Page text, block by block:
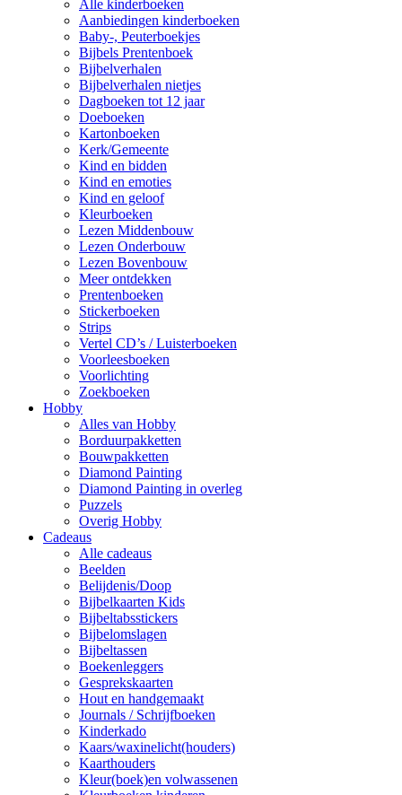
Alle kinderboeken
Aanbiedingen kinderboeken
Baby-, Peuterboekjes
Bijbels Prentenboek
Bijbelverhalen
Bijbelverhalen nietjes
Dagboeken tot 12 jaar
Doeboeken
Kartonboeken
Kerk/Gemeente
Kind en bidden
Kind en emoties
Kind en geloof
Kleurboeken
Lezen Middenbouw
Lezen Onderbouw
Lezen Bovenbouw
Meer ontdekken
Prentenboeken
Stickerboeken
Strips
Vertel CD’s / Luisterboeken
Voorleesboeken
Voorlichting
Zoekboeken
Hobby
Alles van Hobby
Borduurpakketten
Bouwpakketten
Diamond Painting
Diamond Painting in overleg
Puzzels
Overig Hobby
Cadeaus
Alle cadeaus
Beelden
Belijdenis/Doop
Bijbelkaarten Kids
Bijbeltabsstickers
Bijbelomslagen
Bijbeltassen
Boekenleggers
Gesprekskaarten
Hout en handgemaakt
Journals / Schrijfboeken
Kinderkado
Kaars/waxinelicht(houders)
Kaarthouders
Kleur(boek)en volwassenen